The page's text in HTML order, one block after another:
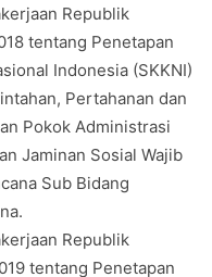
Republik
tentang Penetapan
Indonesia (SKKNI)
Pertahanan dan
Pokok Administrasi
Jaminan Sosial Wajib
Sub Bidang
Republik
tentang Penetapan